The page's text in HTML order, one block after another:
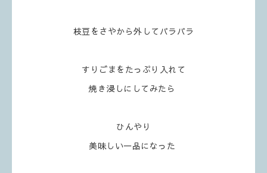
枝豆をさやから外してパラパラ
すりごまをたっぷり入れて
焼き浸しにしてみたら
ひんやり
美味しい一品になった